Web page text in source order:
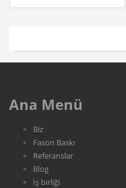
Ana Menü
Biz
Fason Baskı
Referanslar
Blog
İş birliği